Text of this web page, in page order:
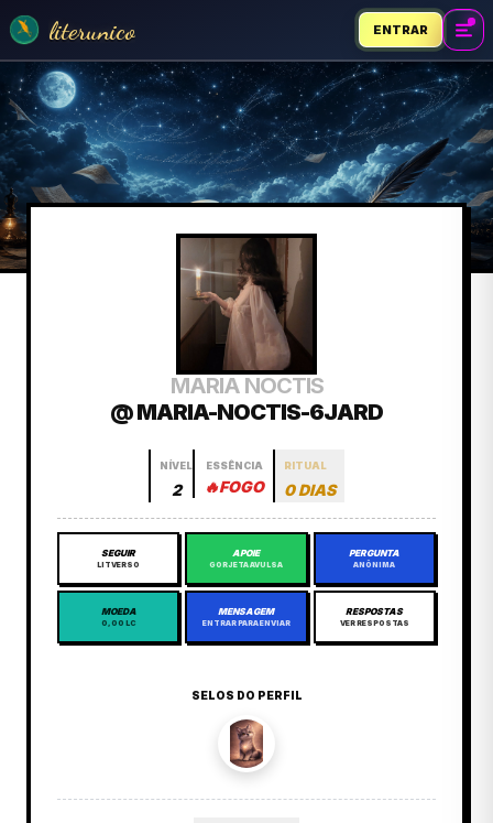
literunico ENTRAR
MARIA NOCTIS
@ MARIA-NOCTIS-6JARD
NÍVEL
2
ESSÊNCIA
🔥FOGO
RITUAL
0 DIAS
SEGUIR
LITVERSO
APOIE
GORJETA AVULSA
PERGUNTA
ANÔNIMA
MOEDA
0,00 LC
MENSAGEM
ENTRAR PARA ENVIAR
RESPOSTAS
VER RESPOSTAS
SELOS DO PERFIL